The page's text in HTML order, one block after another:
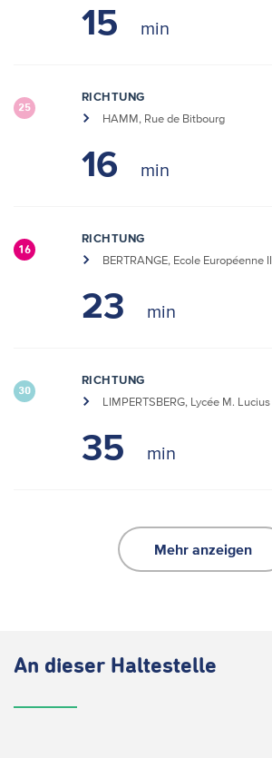
15
25
RICHTUNG
HAMM, Rue de Bitbourg
16
16
RICHTUNG
BERTRANGE, Ecole Européenne II
23
30
RICHTUNG
LIMPERTSBERG, Lycée M. Lucius
35
Mehr anzeigen
An dieser Haltestelle